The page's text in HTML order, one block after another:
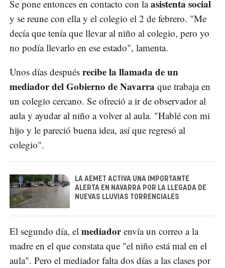
Se pone entonces en contacto con laasistenta social
y se reune con ella y el colegio el 2 de febrero. "Me
decía que tenía que llevar al niño al colegio, pero yo
no podía llevarlo en ese estado", lamenta.
Unos días después recibe la llamada de un
mediador del Gobierno de Navarra que trabaja en
un colegio cercano. Se ofreció a ir de observador al
aula y ayudar al niño a volver al aula. "Hablé con mi
hijo y le pareció buena idea, así que regresó al
colegio".
LA AEMET ACTIVA UNA IMPORTANTE
ALERTA EN NAVARRA POR LA LLEGADA DE
NUEVAS LLUVIAS TORRENCIALES
El segundo día, el mediadorenvía un correo a la
madre en el que constata que "el niño está mal en el
aula". Pero el mediador falta dos días a las clases por